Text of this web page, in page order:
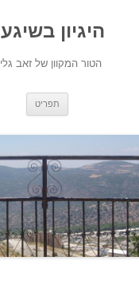
היגיון
הטור המקוון של זאב
תפריט